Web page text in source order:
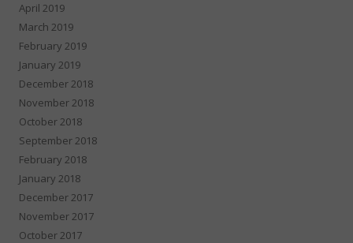
April 2019
March 2019
February 2019
January 2019
December 2018
November 2018
October 2018
September 2018
February 2018
January 2018
December 2017
November 2017
October 2017